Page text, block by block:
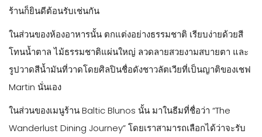
ร้านก็ยินดีต้อนรับเช่นกัน
ในส่วนของห้องอาหารนั้น ตกแต่งอย่างธรรมชาติ เรียบง่ายด้วยสี
โทนน้ำตาล ไม้ธรรมชาติแผ่นใหญ่ ลวดลายสวยงามสบายตา และ
รูปวาดสีน้ำมันที่วาดโดยศิลปินชื่อดังชาวลัตเวียที่เป็นญาติของเชฟ
Martin นั่นเอง
ในส่วนของเมนูร้าน Baltic Blunos นั้น มาในธีมที่ชื่อว่า “The
Wanderlust Dining Journey” โดยเราสามารถเลือกได้ว่าจะรับ